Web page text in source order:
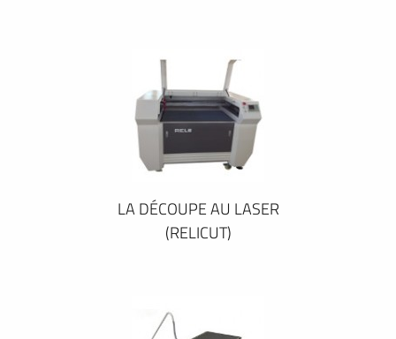
LA DÉCOUPE AU LASER
(RELICUT)